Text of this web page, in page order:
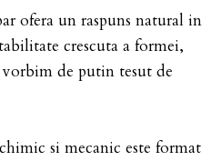
ofera un raspuns natural in
crescuta a formei,
de putin tesut de
si mecanic este format